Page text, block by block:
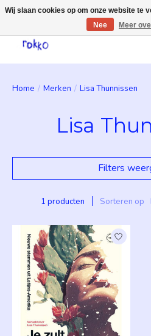
Home / Merken / Lisa Thunnissen
Lisa
Filters
1 producten Sorteren op
Wij slaan cookies op om onze website te
Nee
Meer